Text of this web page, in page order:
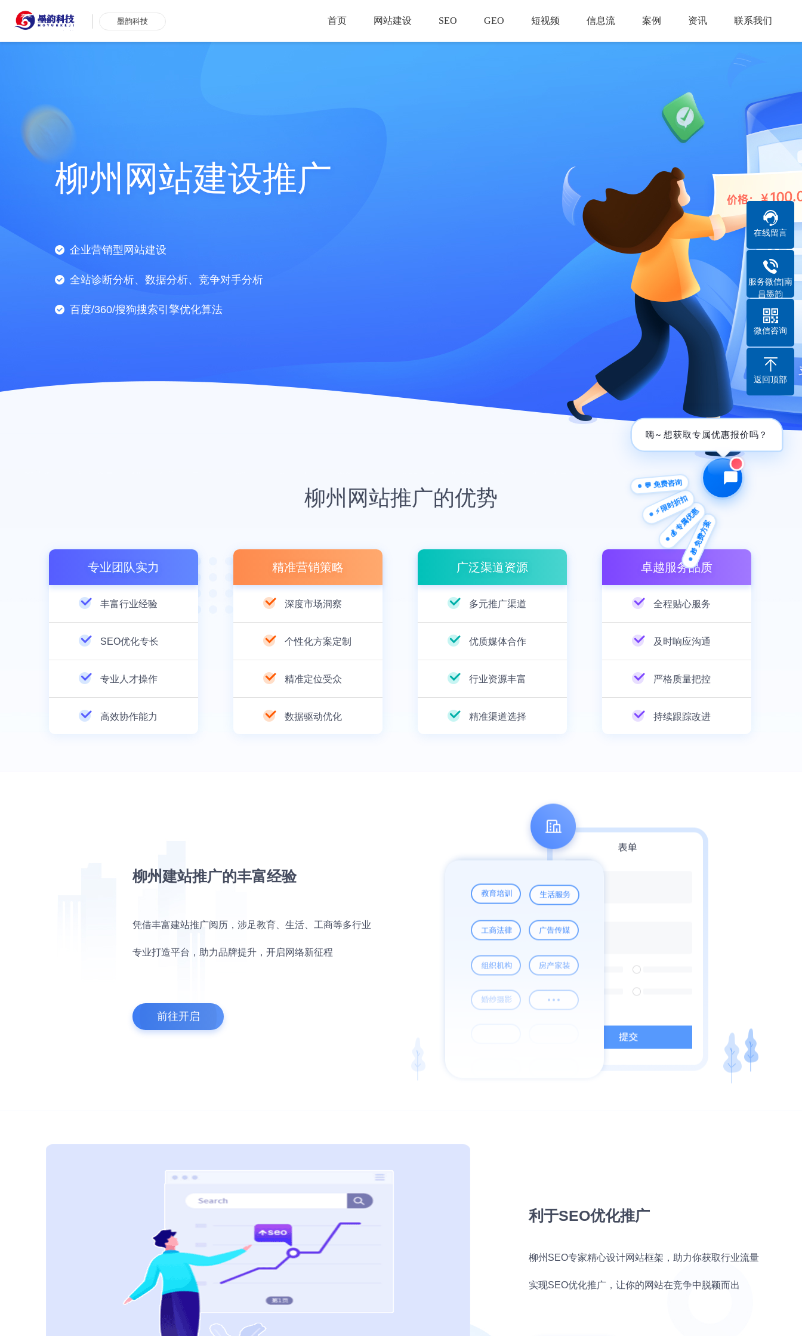
墨韵科技 首页 网站建设 SEO GEO 短视频 信息流 案例 资讯 联系我们
柳州网站建设推广
企业营销型网站建设
全站诊断分析、数据分析、竞争对手分析
百度/360/搜狗搜索引擎优化算法
柳州网站推广的优势
专业团队实力
丰富行业经验
SEO优化专长
专业人才操作
高效协作能力
精准营销策略
深度市场洞察
个性化方案定制
精准定位受众
数据驱动优化
广泛渠道资源
多元推广渠道
优质媒体合作
行业资源丰富
精准渠道选择
卓越服务品质
全程贴心服务
及时响应沟通
严格质量把控
持续跟踪改进
柳州建站推广的丰富经验
凭借丰富建站推广阅历，涉足教育、生活、工商等多行业
专业打造平台，助力品牌提升，开启网络新征程
前往开启
利于SEO优化推广
柳州SEO专家精心设计网站框架，助力你获取行业流量
实现SEO优化推广，让你的网站在竞争中脱颖而出
在线留言
服务微信|南
昌墨韵
微信咨询
返回顶部
🎁 免费方案
💰 专属优惠
⚡ 限时折扣
💬 免费咨询
嗨~ 想获取专属|